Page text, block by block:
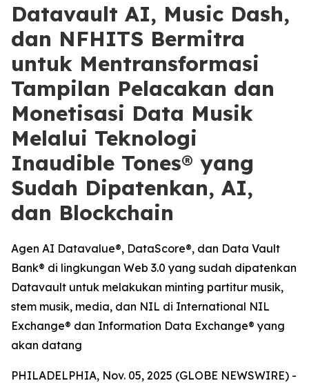
Datavault AI, Music Dash,
dan NFHITS Bermitra
untuk Mentransformasi
Tampilan Pelacakan dan
Monetisasi Data Musik
Melalui Teknologi
Inaudible Tones® yang
Sudah Dipatenkan, AI,
dan Blockchain
Agen AI Datavalue®, DataScore®, dan Data Vault
Bank® di lingkungan Web 3.0 yang sudah dipatenkan
Datavault untuk melakukan minting partitur musik,
stem musik, media, dan NIL di International NIL
Exchange® dan Information Data Exchange® yang
akan datang
PHILADELPHIA, Nov. 05, 2025 (GLOBE NEWSWIRE) -